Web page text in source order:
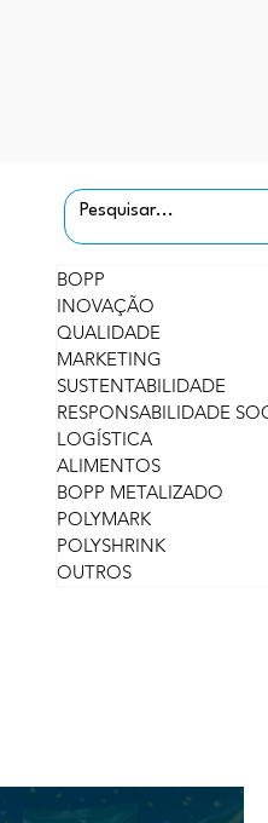
BOPP
INOVAÇÃO
QUALIDADE
MARKETING
SUSTENTABILIDADE
RESPONSABILIDADE
LOGÍSTICA
ALIMENTOS
BOPP METALIZADO
POLYMARK
POLYSHRINK
OUTROS